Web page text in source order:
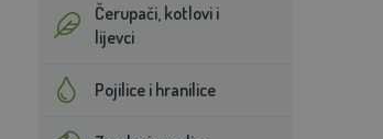
Čerupači, kotlovi i
lijevci
Pojilice i hranilice